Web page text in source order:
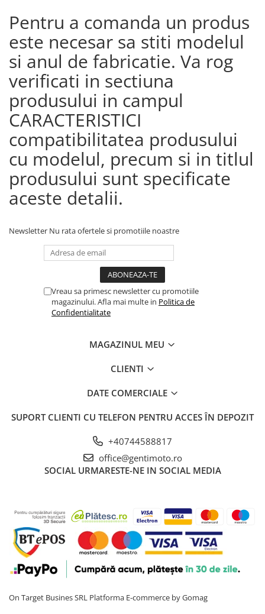
Pentru a comanda un produs
este necesar sa stiti modelul
si anul de fabricatie. Va rog
verificati in sectiuna
produsului in campul
CARACTERISTICI
compatibilitatea produsului
cu modelul, precum si in titlul
produsului sunt specificate
aceste detalii.
Newsletter Nu rata ofertele si promotiile noastre
Vreau sa primesc newsletter cu promotiile
magazinului. Afla mai multe in Politica de
Confidentialitate
MAGAZINUL MEU
CLIENTI
DATE COMERCIALE
SUPORT CLIENTI CU TELEFON PENTRU ACCES ÎN DEPOZIT
+40744588817
office@gentimoto.ro
SOCIAL URMARESTE-NE IN SOCIAL MEDIA
On Target Busines SRL Platforma E-commerce by Gomag